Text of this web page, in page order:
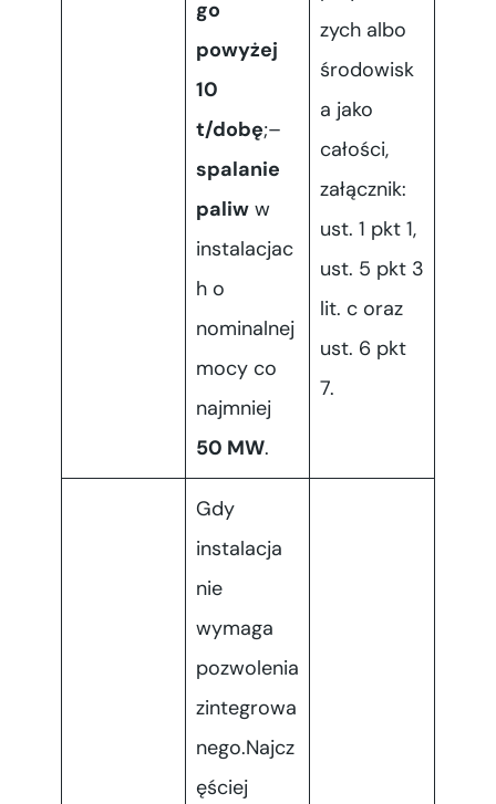
go
powyżej
10
t/dobę;–
spalanie
paliw w
instalacjac
h o
nominalnej
mocy co
najmniej
50 MW.
zych albo
środowisk
a jako
całości,
załącznik:
ust. 1 pkt 1,
ust. 5 pkt 3
lit. c oraz
ust. 6 pkt
7.
Gdy
instalacja
nie
wymaga
pozwolenia
zintegrowa
nego.Najcz
ęściej